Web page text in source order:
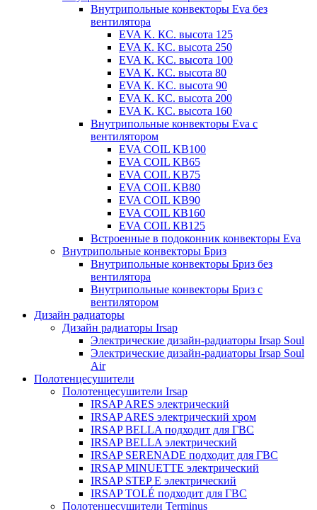
Внутрипольные конвекторы Eva без
вентилятора
EVA K. КС. высота 125
EVA К. КС. высота 250
EVA К. KС. высота 100
EVA К. КС. высота 80
EVA К. KC. высота 90
EVA К. КС. высота 200
EVA К. КС. высота 160
Внутрипольные конвекторы Eva с
вентилятором
EVA COIL KB100
EVA COIL KB65
EVA COIL KB75
EVA COIL KB80
EVA COIL KB90
EVA COIL КВ160
EVA COIL КВ125
Встроенные в подоконник конвекторы Eva
Внутрипольные конвекторы Бриз
Внутрипольные конвекторы Бриз без
вентилятора
Внутрипольные конвекторы Бриз с
вентилятором
Дизайн радиаторы
Дизайн радиаторы Irsap
Электрические дизайн-радиаторы Irsap Soul
Электрические дизайн-радиаторы Irsap Soul
Air
Полотенцесушители
Полотенцесушители Irsap
IRSAP ARES электрический
IRSAP ARES электрический хром
IRSAP BELLA подходит для ГВС
IRSAP BELLA электрический
IRSAP SERENADE подходит для ГВС
IRSAP MINUETTE электрический
IRSAP STEP E электрический
IRSAP TOLÉ подходит для ГВС
Полотенцесушители Terminus